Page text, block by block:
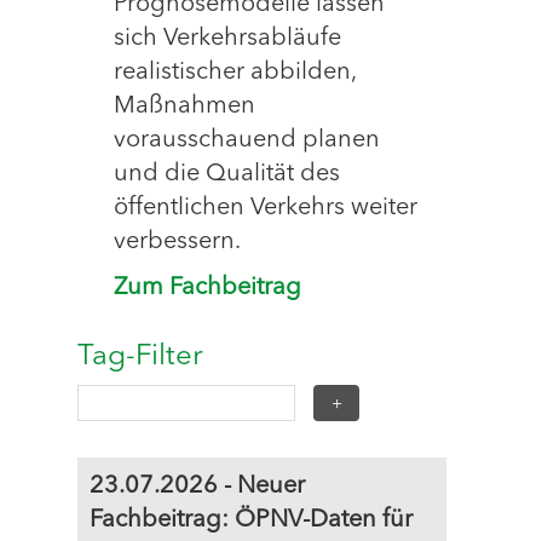
Prognosemodelle lassen
sich Verkehrsabläufe
realistischer abbilden,
Maßnahmen
vorausschauend planen
und die Qualität des
öffentlichen Verkehrs weiter
verbessern.
Zum Fachbeitrag
Tag-Filter
23.07.2026 - Neuer
Fachbeitrag: ÖPNV-Daten für